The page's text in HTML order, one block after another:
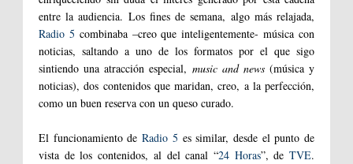
entre la audiencia. Los fines de semana, algo más relajada,
Radio 5 combinaba –creo que inteligentemente- música con
noticias, saltando a uno de los formatos por el que sigo
sintiendo una atracción especial, music and news(música y
noticias), dos contenidos que maridan, creo, a la perfección,
como un buen reserva con un queso curado.
El funcionamiento deRadio 5 es similar, desde el punto de
vista de los contenidos, al del canal “24 Horas”, deTVE.